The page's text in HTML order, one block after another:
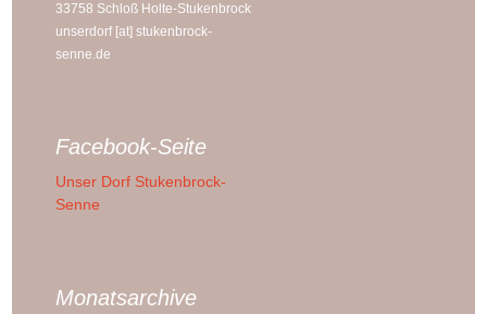
33758 Schloß Holte-Stukenbrock
unserdorf [at] stukenbrock-
senne.de
Facebook-Seite
Unser Dorf Stukenbrock-
Senne
Monatsarchive